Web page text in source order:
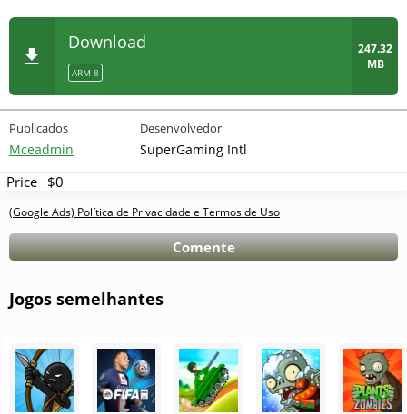
Download
ARM-8
247.32
MB
Publicados
Mceadmin
Desenvolvedor
SuperGaming Intl
Price $0
(Google Ads) Política de Privacidade e Termos de Uso
Comente
Jogos semelhantes